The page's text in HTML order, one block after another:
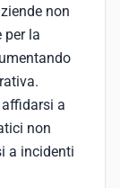
non
per la
affidarsi a
non
a incidenti